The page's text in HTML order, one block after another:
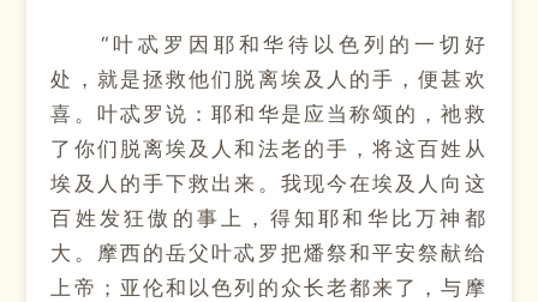
“叶忒罗因耶和华待以色列的一切好
处，就是拯救他们脱离埃及人的手，便甚欢
喜。叶忒罗说：耶和华是应当称颂的，祂救
了你们脱离埃及人和法老的手，将这百姓从
埃及人的手下救出来。我现今在埃及人向这
百姓发狂傲的事上，得知耶和华比万神都
大。摩西的岳父叶忒罗把燔祭和平安祭献给
上帝；亚伦和以色列的众长老都来了，与摩